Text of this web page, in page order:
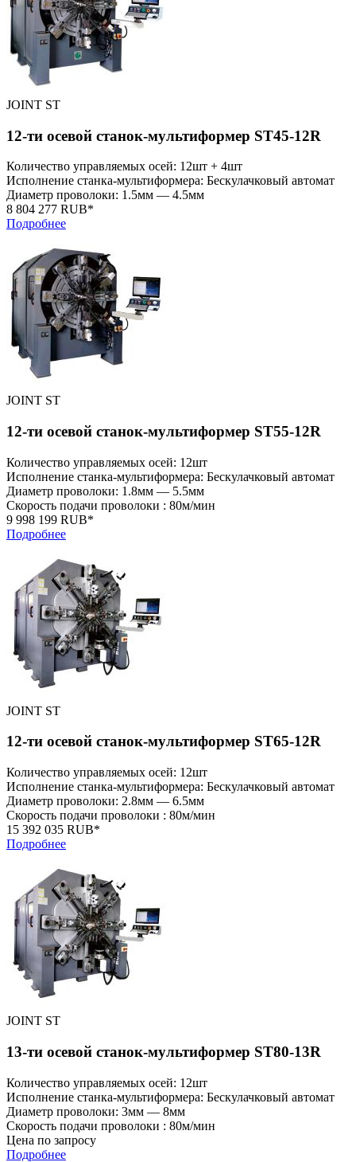
JOINT ST
12-ти осевой станок-мультиформер ST45-12R
Количество управляемых осей: 12шт + 4шт
Исполнение станка-мультиформера: Бескулачковый автомат
Диаметр проволоки: 1.5мм — 4.5мм
8 804 277 RUB*
Подробнее
JOINT ST
12-ти осевой станок-мультиформер ST55-12R
Количество управляемых осей: 12шт
Исполнение станка-мультиформера: Бескулачковый автомат
Диаметр проволоки: 1.8мм — 5.5мм
Скорость подачи проволоки : 80м/мин
9 998 199 RUB*
Подробнее
JOINT ST
12-ти осевой станок-мультиформер ST65-12R
Количество управляемых осей: 12шт
Исполнение станка-мультиформера: Бескулачковый автомат
Диаметр проволоки: 2.8мм — 6.5мм
Скорость подачи проволоки : 80м/мин
15 392 035 RUB*
Подробнее
JOINT ST
13-ти осевой станок-мультиформер ST80-13R
Количество управляемых осей: 12шт
Исполнение станка-мультиформера: Бескулачковый автомат
Диаметр проволоки: 3мм — 8мм
Скорость подачи проволоки : 80м/мин
Цена по запросу
Подробнее